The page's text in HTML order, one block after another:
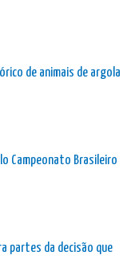
de animais de argola
Campeonato Brasileiro
partes da decisão que